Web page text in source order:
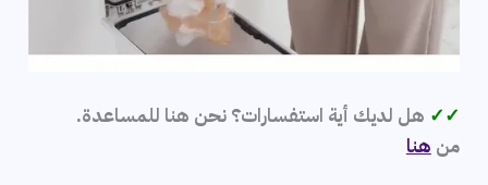
✓✓ هل لديك أية استفسارات؟ نحن هنا للمساعدة.
منهنا